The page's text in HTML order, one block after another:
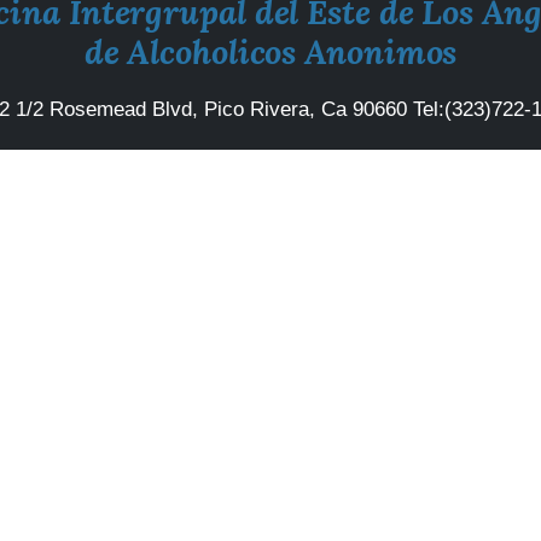
Intergrupal del Este de Los
de Alcoholicos Anonimos
1/2 Rosemead Blvd, Pico Rivera, Ca 90660 Tel:(323)722-